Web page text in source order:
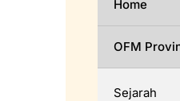
Home
OFM
Sejarah